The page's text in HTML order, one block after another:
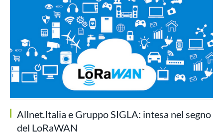
Allnet.Italia e Gruppo SIGLA: intesa nel segno
del LoRaWAN